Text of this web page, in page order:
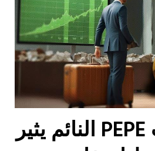
نشاط حوت PEPE النائم يثير